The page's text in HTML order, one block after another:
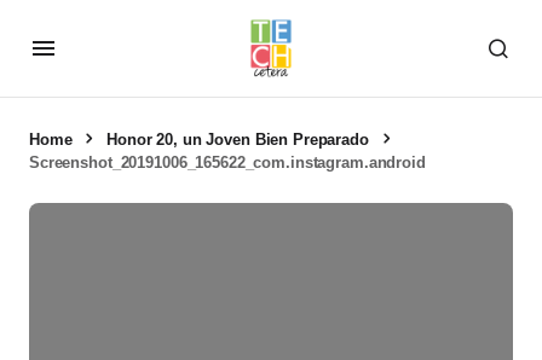
Home
Honor 20, un Joven Bien Preparado
Screenshot_20191006_165622_com.instagram.android